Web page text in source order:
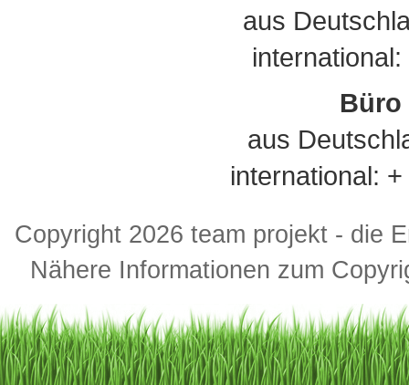
aus
Büro
aus
international:
Copyright 2026 team projekt - die
Nähere Informationen zum